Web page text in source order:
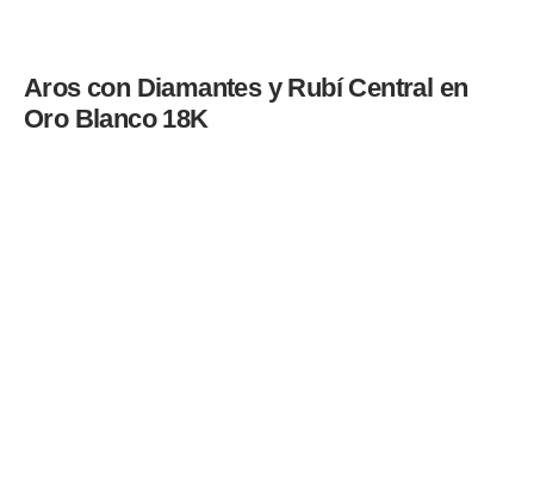
Aros con Diamantes y Rubí Central en
Oro Blanco 18K